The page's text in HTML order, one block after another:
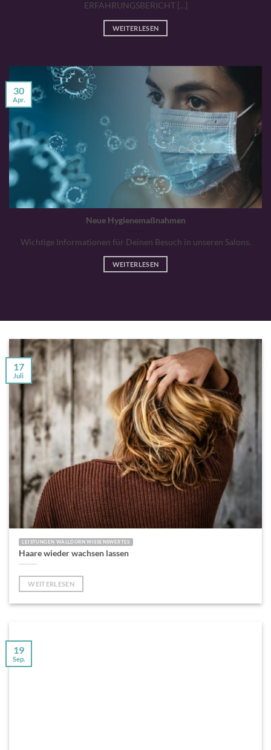
ERFAHRUNGSBERICHT [...]
WEITERLESEN
Neue Hygienemaßnahmen
Wichtige Informationen für Deinen Besuch in unseren Salons.
WEITERLESEN
30
Apr.
LEISTUNGEN WALLDÜRN WISSENSWERTES
Haare wieder wachsen lassen
WEITERLESEN
17
Juli
19
Sep.